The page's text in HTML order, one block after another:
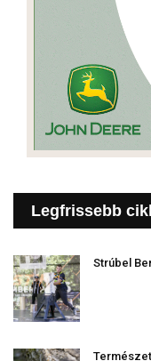
Legfrissebb
Strúbel